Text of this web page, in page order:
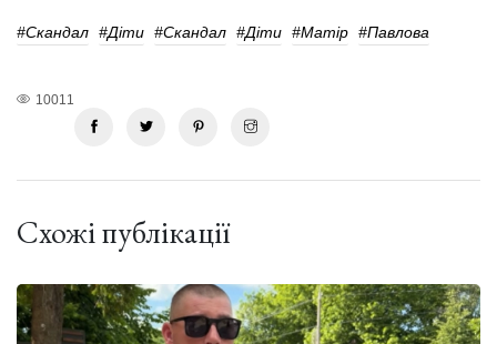
#Скандал #діти #Скандал #діти #матір #Павлова
10011
Схожі публікації